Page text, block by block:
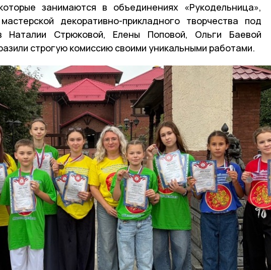
занимаются в объединениях «Рукодельница»,
декоративно-прикладного творчества под
Наталии Стрюковой, Елены Поповой, Ольги Баевой
строгую комиссию своими уникальными работами.